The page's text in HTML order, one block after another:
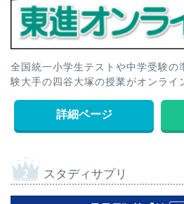
全国統一小学生テストや中学受験の
験大手の四谷大塚の授業がオンライ
詳細ページ
スタディサプリ